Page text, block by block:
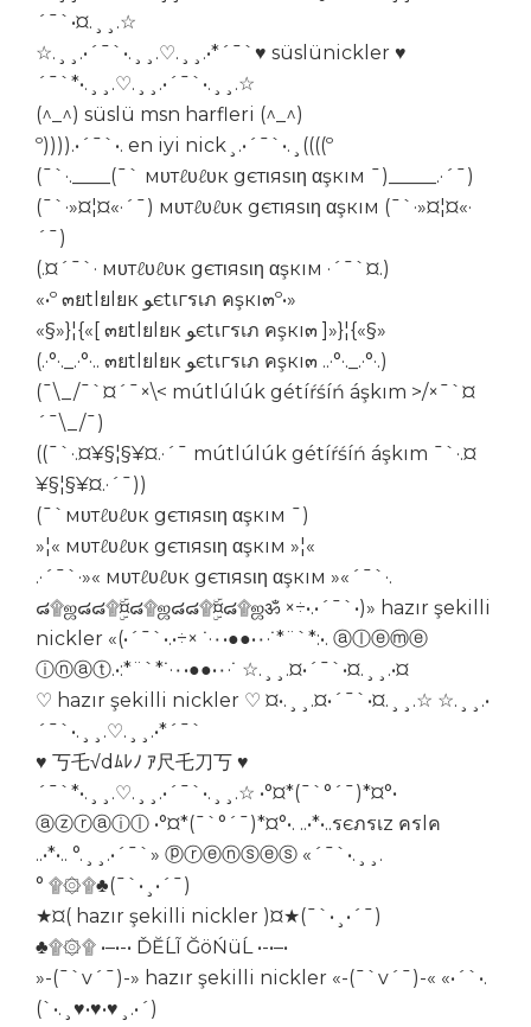
´¯`•¤.¸¸.☆
☆.¸¸.•´¯`•.¸¸.♡.¸¸.•*´¯`♥ süslünickler ♥
´¯`*•.¸¸.♡.¸¸.•´¯`•.¸¸.☆
(^_^) süslü msn harfleri (^_^)
º)))).•´¯`•. en iyi nick¸.•´¯`•.¸((((º
(¯`·.____(¯` мυтℓυℓυк gєтιяѕιη αşкıм ¯)_____.·´¯)
(¯`·»¤¦¤«·´¯) мυтℓυℓυк gєтιяѕιη αşкıм (¯`·»¤¦¤«·
´¯)
(.¤´¯`· мυтℓυℓυк gєтιяѕιη αşкıм ·´¯`¤.)
«•º ๓ยtlยlยк ﻮєtเгรเภ คşкı๓º•»
«§»}¦{«[ ๓ยtlยlยк ﻮєtเгรเภ คşкı๓ ]»}¦{«§»
(.·°·._.·°·.. ๓ยtlยlยк ﻮєtเгรเภ คşкı๓ ..·°·._.·°·.)
(¯\_/¯`¤´¯×\< mútlúlúk gétíŕśíń áşkım >/×¯`¤
´¯\_/¯)
((¯`·.¤¥§¦§¥¤.·´¯ mútlúlúk gétíŕśíń áşkım ¯`·.¤
¥§¦§¥¤.·´¯))
(¯`мυтℓυℓυк gєтιяѕιη αşкıм ¯)
»¦« мυтℓυℓυк gєтιяѕιη αşкıм »¦«
.·´¯`·»« мυтℓυℓυк gєтιяѕιη αşкıм »«´¯`·.
๘۩ஜ๘๘۩¤ۣۜ๘۩ஜ๘๘۩¤ۣۜ๘۩ஜॐ ×÷•.•´¯`•)» hazır şekilli
nickler «(•´¯`•.•÷× ˙·٠•●●•٠·˙*¨`*:•. ⓐⓛⓔⓜⓔ
ⓘⓝⓐⓣ.•:*¨`*˙·٠•●●•٠·˙ ☆.¸¸.¤•´¯`•¤.¸¸.•¤
♡ hazır şekilli nickler ♡ ¤•.¸¸.¤•´¯`•¤.¸¸.☆ ☆.¸¸.•
´¯`•.¸¸.♡.¸¸.•*´¯`
♥ 丂乇√dﾑﾚﾉ ｱ尺乇刀丂 ♥
´¯`*•.¸¸.♡.¸¸.•´¯`•.¸¸.☆ •°¤*(¯`°´¯)*¤°•
ⓐⓩⓡⓐⓘⓛ •°¤*(¯`°´¯)*¤°•. ..•*•..รєภรเz ครlค
..•*•.. °.¸¸.•´¯`» ⓟⓡⓔⓝⓢⓔⓢ «´¯`•.¸¸.
° ۩۞۩♣(¯`•¸•´¯)
★¤( hazır şekilli nickler )¤★(¯`•¸•´¯)
♣۩۞۩ •–•-• ĎĔĹĨ ĞöŃüĹ •-•–•
»-(¯`v´¯)-» hazır şekilli nickler «-(¯`v´¯)-« «•´`•.
(`•.¸♥•♥•♥¸.•´)